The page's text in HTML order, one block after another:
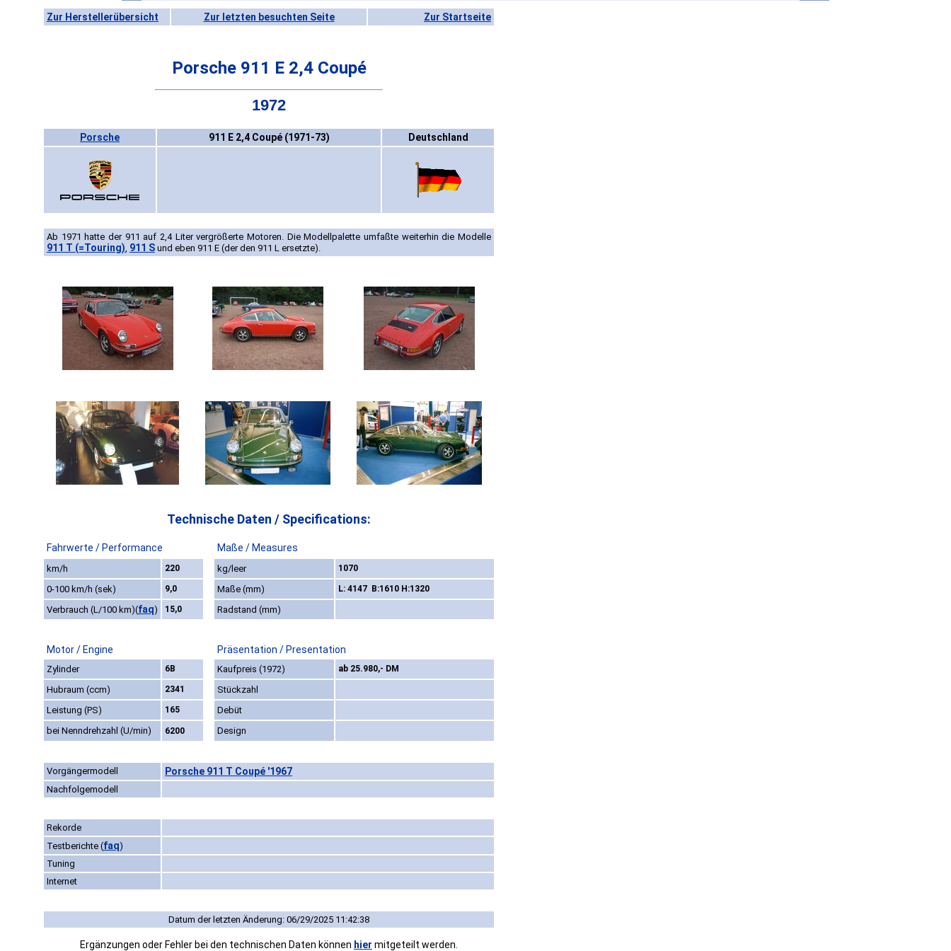
Zur Herstellerübersicht Zur letzten besuchten Seite Zur Startseite
Porsche 911 E 2,4 Coupé
1972
Porsche 911 E 2,4 Coupé (1971-73) Deutschland
Ab 1971 hatte der 911 auf 2,4 Liter vergrößerte Motoren. Die Modellpalette umfaßte weiterhin die Modelle
911 T (=Touring), 911 S und eben 911 E (der den 911 L ersetzte).
Technische Daten / Specifications:
Fahrwerte / Performance Maße / Measures
km/h 220 kg/leer 1070
0-100 km/h (sek) 9,0 Maße (mm) L: 4147 B:1610 H:1320
Verbrauch (L/100 km)(faq) 15,0 Radstand (mm)
Motor / Engine Präsentation / Presentation
Zylinder 6B Kaufpreis (1972) ab 25.980,- DM
Hubraum (ccm) 2341
Stückzahl
Leistung (PS)
165
Debüt
bei Nenndrehzahl (U/min)
6200 Design
Vorgängermodell Porsche 911 T Coupé '1967
Nachfolgemodell
Rekorde
Testberichte (faq)
Tuning
Internet
Datum der letzten Änderung: 06/29/2025 11:42:38
Ergänzungen oder Fehler bei den technischen Daten können hier mitgeteilt werden.